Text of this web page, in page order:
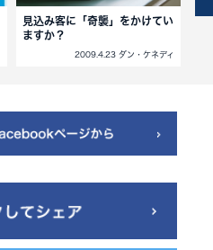
見込み客に「奇襲」をかけてい
ますか？
2009.4.23 ダン・ケネディ